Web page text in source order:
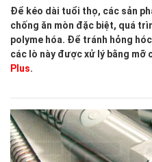
Để kéo dài tuổi thọ, các sản
chống ăn mòn đặc biệt, quá
polyme hóa. Để tránh hỏng
các lò này được xử lý bằng mỡ
Plus.